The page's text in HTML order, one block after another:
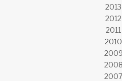
2013
2012
2011
2010
2009
2008
2007